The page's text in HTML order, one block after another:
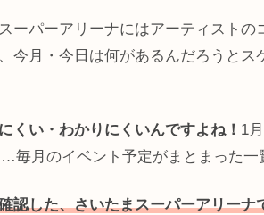
ーパーアリーナにはアーティスト
今月・今日は何があるんだろうと
くい・わかりにくいんですよね！ 1
毎月のイベント予定がまとまった一
認した、さいたまスーパーアリー